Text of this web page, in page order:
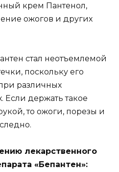
крем Пантенол,
ожогов и других
стал неотъемлемой
поскольку его
различных
Если держать такое
то ожоги, порезы и
лекарственного
«Бепантен»: